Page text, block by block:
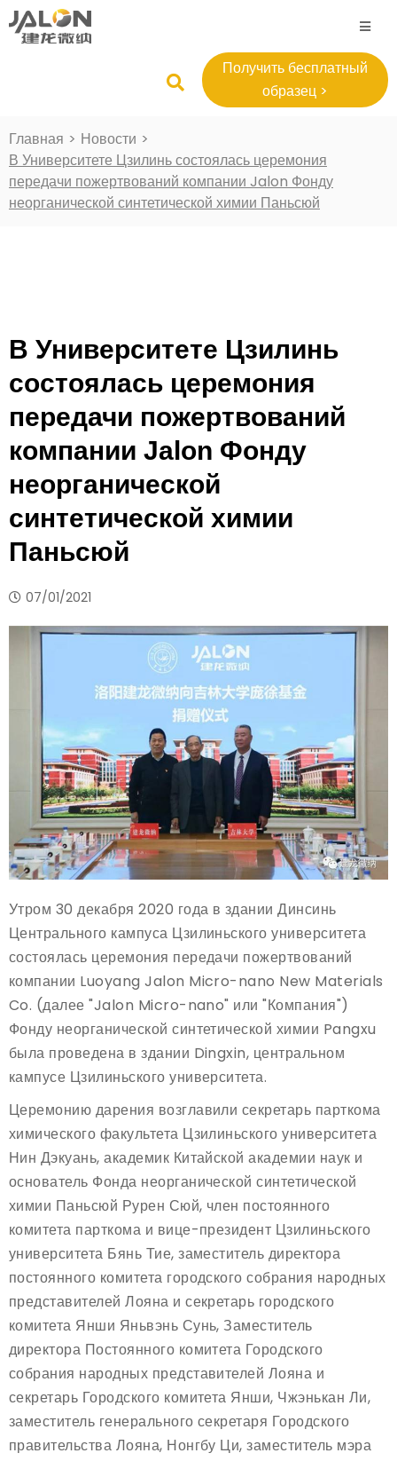
Получить бесплатный
образец >
Главная > Новости >
В Университете Цзилинь состоялась церемония
передачи пожертвований компании Jalon Фонду
неорганической синтетической химии Паньсюй
В Университете Цзилинь
состоялась церемония
передачи пожертвований
компании Jalon Фонду
неорганической
синтетической химии
Паньсюй
07/01/2021
Утром 30 декабря 2020 года в здании Динсинь
Центрального кампуса Цзилиньского университета
состоялась церемония передачи пожертвований
компании Luoyang Jalon Micro-nano New Materials
Co. (далее "Jalon Micro-nano" или "Компания")
Фонду неорганической синтетической химии Pangxu
была проведена в здании Dingxin, центральном
кампусе Цзилиньского университета.
Церемонию дарения возглавили секретарь парткома
химического факультета Цзилиньского университета
Нин Дэкуань, академик Китайской академии наук и
основатель Фонда неорганической синтетической
химии Паньсюй Рурен Сюй, член постоянного
комитета парткома и вице-президент Цзилиньского
университета Бянь Тие, заместитель директора
постоянного комитета городского собрания народных
представителей Лояна и секретарь городского
комитета Янши Яньвэнь Сунь, Заместитель
директора Постоянного комитета Городского
собрания народных представителей Лояна и
секретарь Городского комитета Янши, Чжэнькан Ли,
заместитель генерального секретаря Городского
правительства Лояна, Нонгбу Ци, заместитель мэра